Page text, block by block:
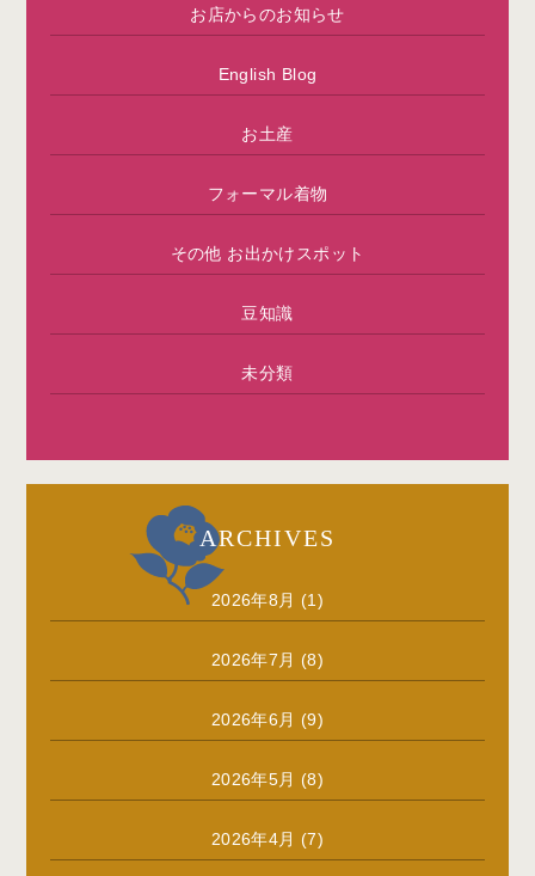
お店からのお知らせ
English Blog
お土産
フォーマル着物
その他 お出かけスポット
豆知識
未分類
ARCHIVES
2026年8月 (1)
2026年7月 (8)
2026年6月 (9)
2026年5月 (8)
2026年4月 (7)